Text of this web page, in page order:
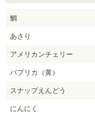
鯛
あさり
アメリカンチェリー
パプリカ（黄）
スナップえんどう
にんにく